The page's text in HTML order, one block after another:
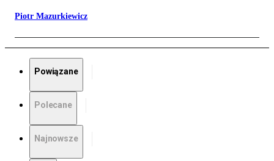
Piotr Mazurkiewicz
Powiązane
Polecane
Najnowsze